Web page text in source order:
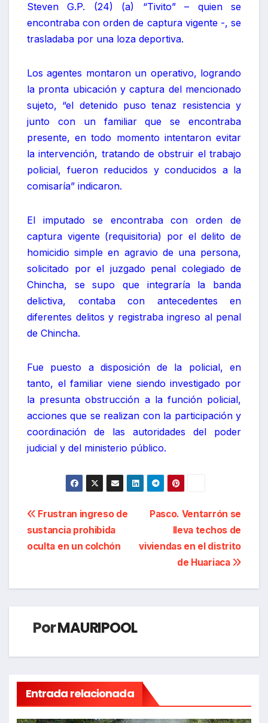
Steven G.P. (24) (a) “Tivito” – quien se
encontraba con orden de captura vigente -, se
trasladaba por una loza deportiva.
Los agentes montaron un operativo, logrando
la pronta ubicación y captura del mencionado
sujeto, “el detenido puso tenaz resistencia y
junto con un familiar que se encontraba
presente, en todo momento intentaron evitar
la intervención, tratando de obstruir el trabajo
policial, fueron reducidos y conducidos a la
comisaría” indicaron.
El imputado se encontraba con orden de
captura vigente (requisitoria) por el delito de
homicidio simple en agravio de una persona,
solicitado por el juzgado penal colegiado de
Chincha, se supo que integraría la banda
delictiva, contaba con antecedentes en
diferentes delitos y registraba ingreso al penal
de Chincha.
Fue puesto a disposición de la policial, en
tanto, el familiar viene siendo investigado por
la presunta obstrucción a la función policial,
acciones que se realizan con la participación y
coordinación de las autoridades del poder
judicial y del ministerio público.
Navegación
de
Pasco. Ventarrón se
lleva techos de
viviendas en el distrito
de Huariaca
Frustran ingreso de
sustancia prohibida
oculta en un colchón
PorMAURIPOOL
Entrada relacionada